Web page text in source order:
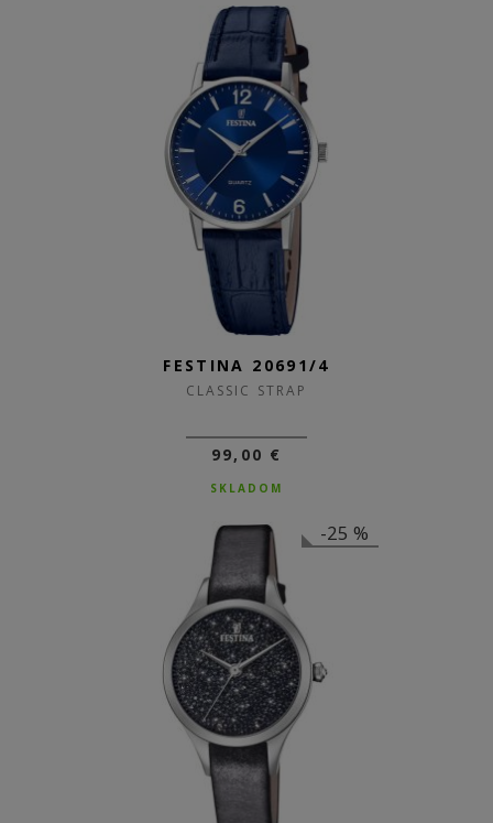
FESTINA 20691/4
CLASSIC STRAP
99,00 €
SKLADOM
-25 %